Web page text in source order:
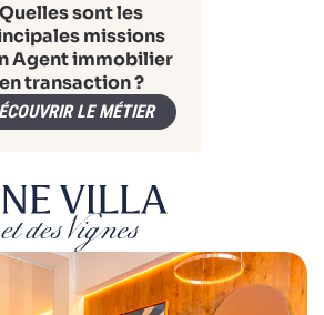
Quelles sont les
missions
Agent immobilier
transaction ?
LE MÉTIER